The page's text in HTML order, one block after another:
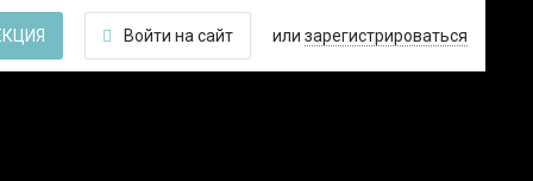
Войти на сайт или зарегистрироваться